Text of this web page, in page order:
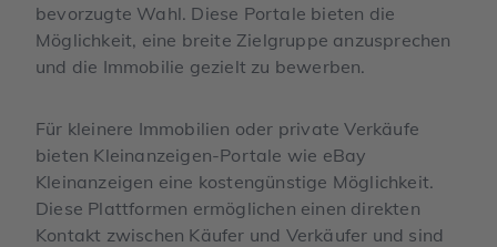
bevorzugte Wahl. Diese Portale bieten die
Möglichkeit, eine breite Zielgruppe anzusprechen
und die Immobilie gezielt zu bewerben.
Für kleinere Immobilien oder private Verkäufe
bieten Kleinanzeigen-Portale wie eBay
Kleinanzeigen eine kostengünstige Möglichkeit.
Diese Plattformen ermöglichen einen direkten
Kontakt zwischen Käufer und Verkäufer und sind